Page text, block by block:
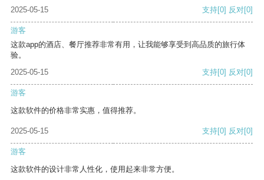
2025-05-15 支持[0] 反对[0]
游客
这款app的酒店、餐厅推荐非常有用，让我能够享受到高品质的旅行体
验。
2025-05-15
支持[0] 反对[0]
游客
这款软件的价格非常实惠，值得推荐。
2025-05-15 支持[0] 反对[0]
游客
这款软件的设计非常人性化，使用起来非常方便。